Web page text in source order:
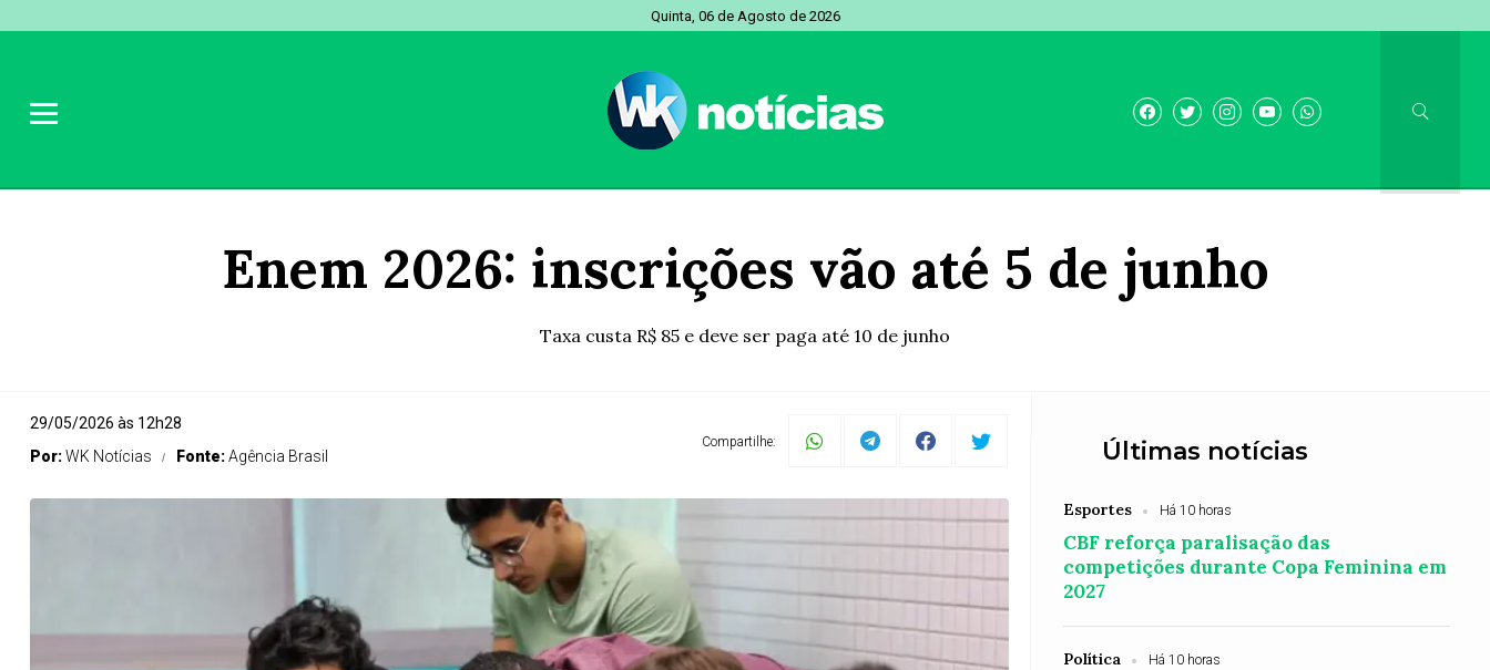
Quinta, 06 de Agosto de 2026
Enem 2026: inscrições vão até 5 de junho
Taxa custa R$ 85 e deve ser paga até 10 de junho
29/05/2026 às 12h28
Por:WK Notícias Fonte:Agência Brasil
Compartilhe: Últimas notícias
Esportes Há 10 horas
CBF reforça paralisação das
competições durante Copa Feminina em
2027
Política Há 10 horas